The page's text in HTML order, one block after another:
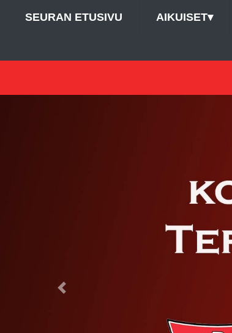
SEURAN ETUSIVU AIKUISET▾
Previous